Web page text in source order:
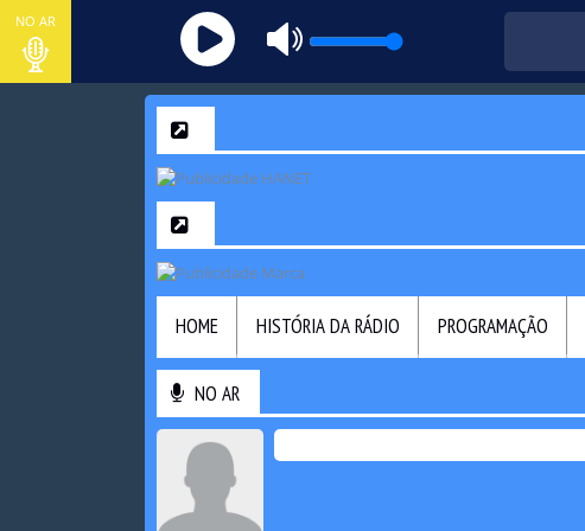
NO AR
HOME HISTÓRIA DA RÁDIO PROGRAMAÇÃO
NO AR